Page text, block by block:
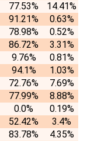
77.53%
14.41%
91.21%
0.63%
78.98%
0.52%
86.72%
3.31%
9.76%
0.81%
94.1%
1.03%
72.76%
7.69%
77.99%
8.88%
0.0%
0.19%
52.42%
3.4%
83.78%
4.35%